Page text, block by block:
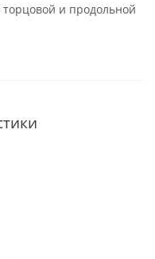
и продольной